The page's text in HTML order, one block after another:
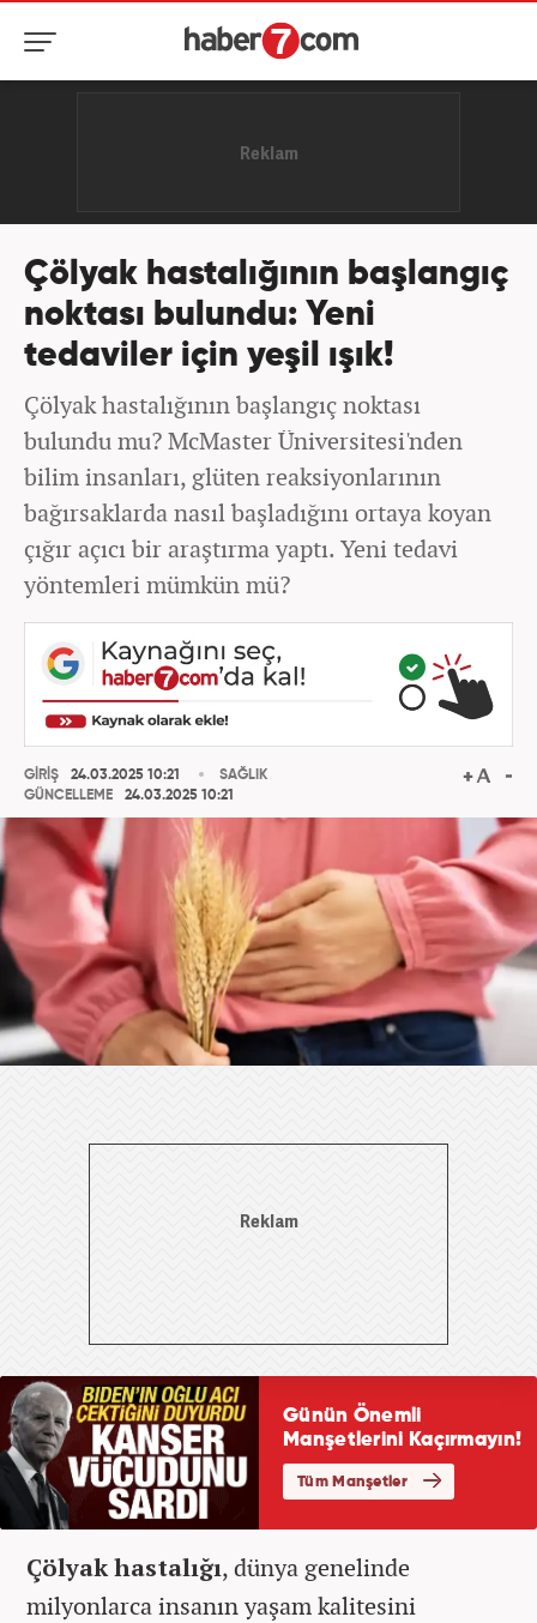
Çölyak hastalığının başlangıç
noktası bulundu: Yeni
tedaviler için yeşil ışık!
Çölyak hastalığının başlangıç noktası
bulundu mu? McMaster Üniversitesi'nden
bilim insanları, glüten reaksiyonlarının
bağırsaklarda nasıl başladığını ortaya koyan
çığır açıcı bir araştırma yaptı. Yeni tedavi
yöntemleri mümkün mü?
GİRİŞ
24.03.2025 10:21
GÜNCELLEME
24.03.2025 10:21
SAĞLIK
Çölyak hastalığı, dünya genelinde
milyonlarca insanın yaşam kalitesini